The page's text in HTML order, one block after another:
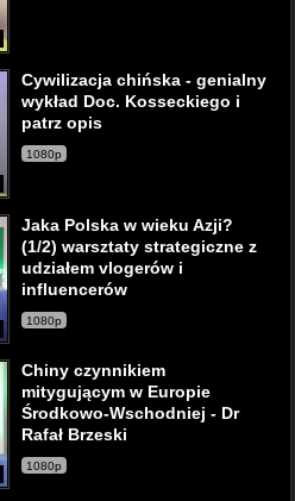
Cywilizacja chińska - genialny
wykład Doc. Kosseckiego i
patrz opis
1080p
Jaka Polska w wieku Azji?
(1/2) warsztaty strategiczne z
udziałem vlogerów i
influencerów
1080p
Chiny czynnikiem
mitygującym w Europie
Środkowo-Wschodniej - Dr
Rafał Brzeski
1080p